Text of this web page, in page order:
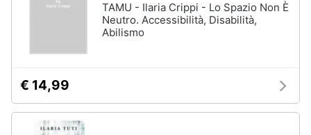
TAMU - Ilaria Crippi - Lo Spazio Non È
Neutro. Accessibilità, Disabilità,
Abilismo
€ 14,99